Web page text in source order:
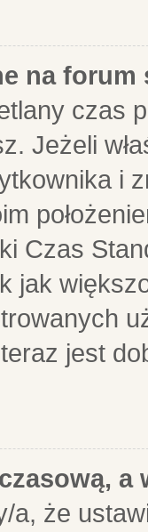
na forum
czas
Jeżeli
i
Czas
jak
jest
a, że